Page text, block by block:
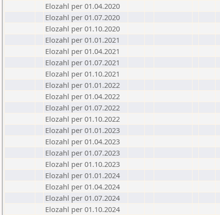
Elozahl per 01.04.2020
Elozahl per 01.07.2020
Elozahl per 01.10.2020
Elozahl per 01.01.2021
Elozahl per 01.04.2021
Elozahl per 01.07.2021
Elozahl per 01.10.2021
Elozahl per 01.01.2022
Elozahl per 01.04.2022
Elozahl per 01.07.2022
Elozahl per 01.10.2022
Elozahl per 01.01.2023
Elozahl per 01.04.2023
Elozahl per 01.07.2023
Elozahl per 01.10.2023
Elozahl per 01.01.2024
Elozahl per 01.04.2024
Elozahl per 01.07.2024
Elozahl per 01.10.2024